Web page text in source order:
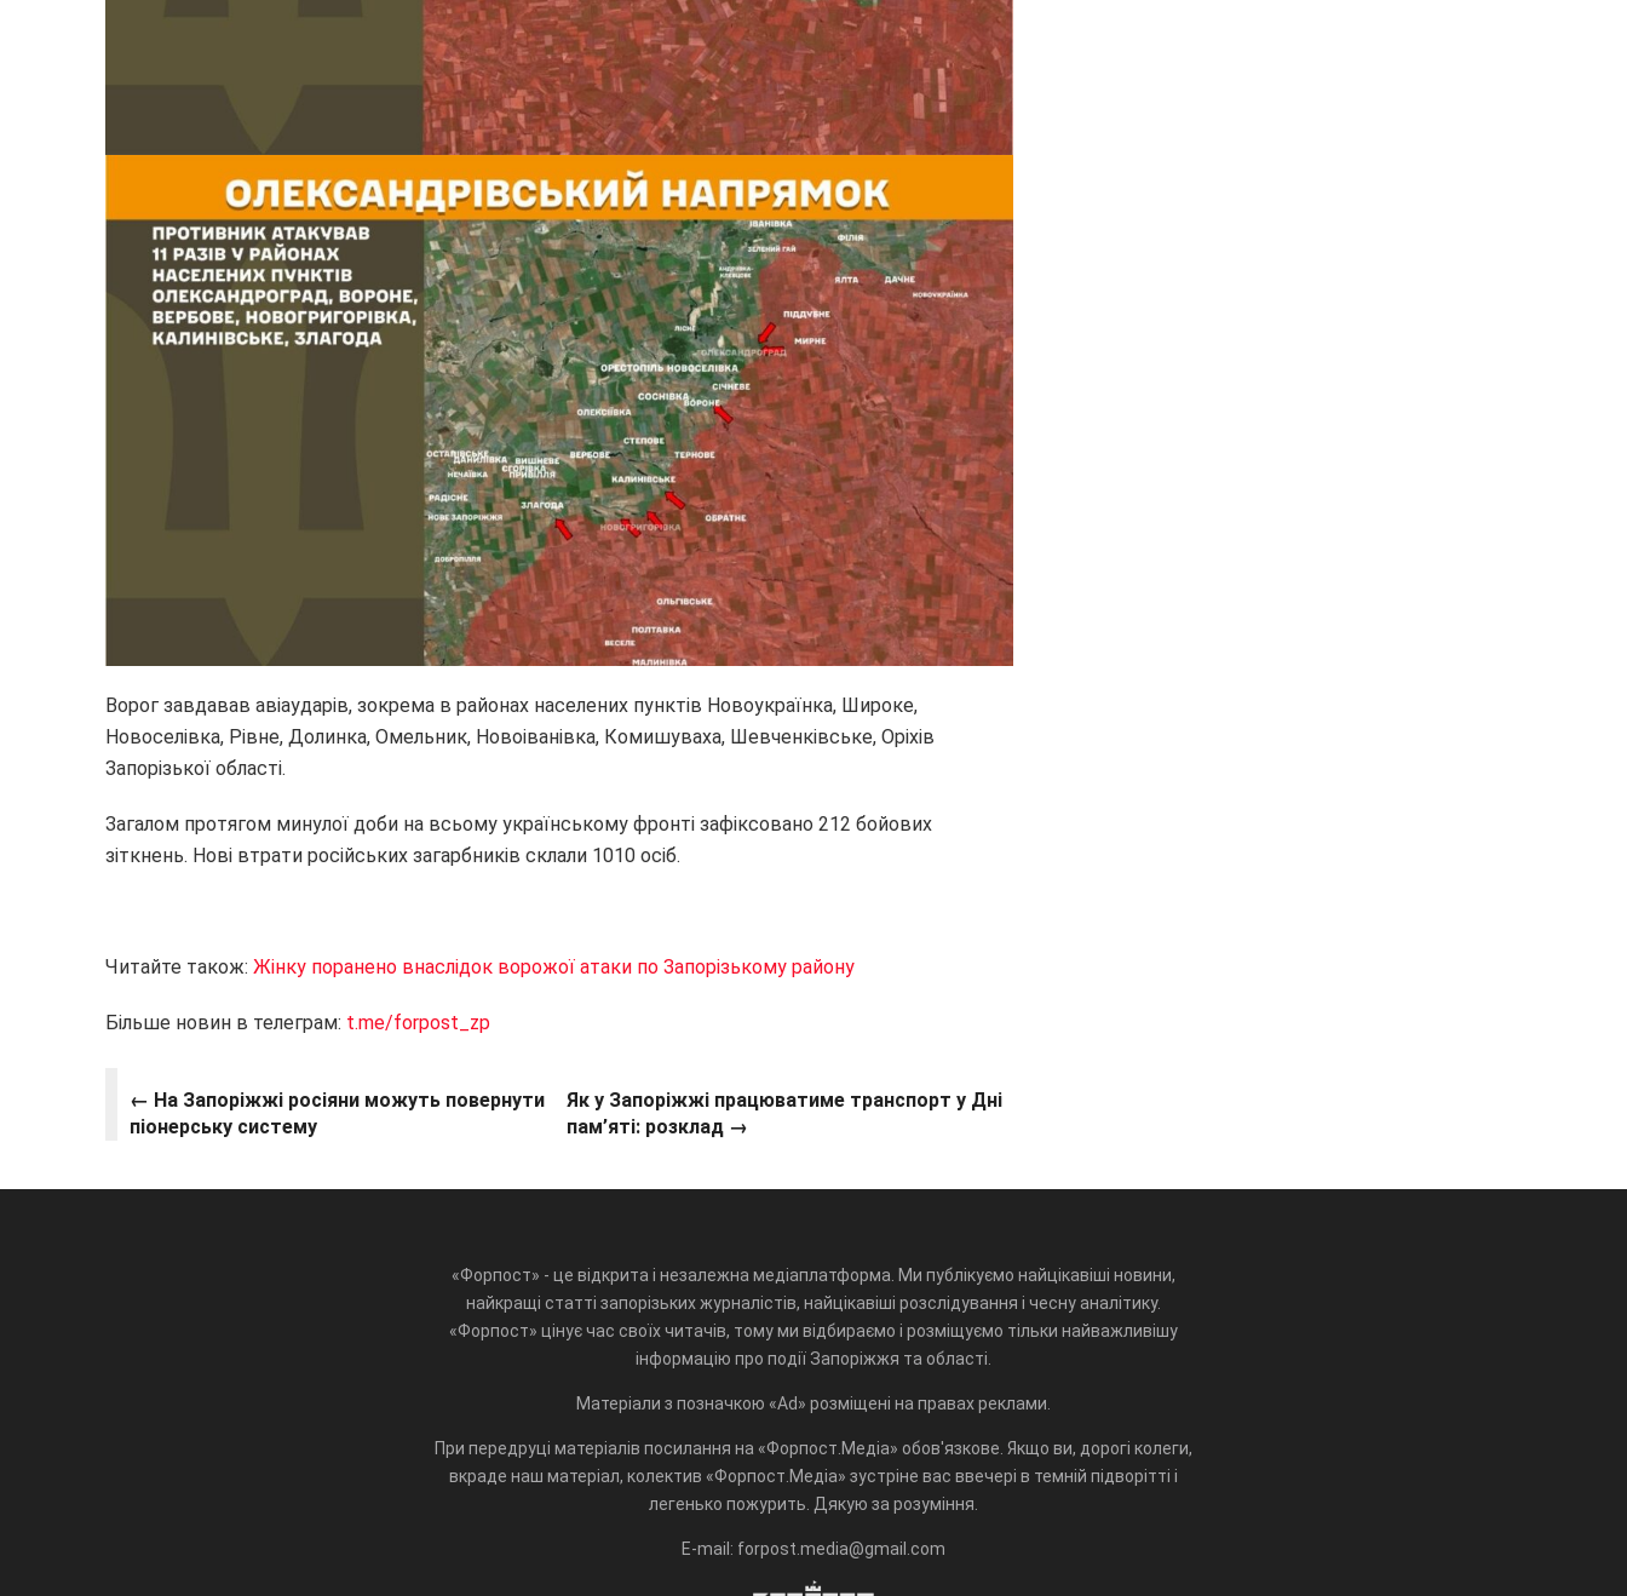
Ворог завдавав авіаударів, зокрема в районах населених пунктів Новоукраїнка, Широке,
Новоселівка, Рівне, Долинка, Омельник, Новоіванівка, Комишуваха, Шевченківське, Оріхів
Запорізької області.
Загалом протягом минулої доби на всьому українському фронті зафіксовано 212 бойових
зіткнень. Нові втрати російських загарбників склали 1010 осіб.
Читайте також: Жінку поранено внаслідок ворожої атаки по Запорізькому району
Більше новин в телеграм: t.me/forpost_zp
← На Запоріжжі росіяни можуть повернути
піонерську систему
Як у Запоріжжі працюватиме транспорт у Дні
пам’яті: розклад →
«Форпост» - це відкрита і незалежна медіаплатформа. Ми публікуємо найцікавіші новини,
найкращі статті запорізьких журналістів, найцікавіші розслідування і чесну аналітику.
«Форпост» цінує час своїх читачів, тому ми відбираємо і розміщуємо тільки найважливішу
інформацію про події Запоріжжя та області.
Матеріали з позначкою «Ad» розміщені на правах реклами.
При передруці матеріалів посилання на «Форпост.Медіа» обов'язкове. Якщо ви, дорогі колеги,
вкраде наш матеріал, колектив «Форпост.Медіа» зустріне вас ввечері в темній підворітті і
легенько пожурить. Дякую за розуміння.
E-mail: forpost.media@gmail.com